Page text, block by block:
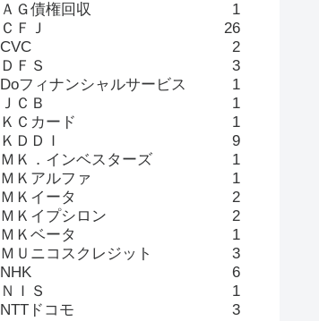
ＡＧ債権回収
1
ＣＦＪ
26
CVC
2
ＤＦＳ
3
Doフィナンシャルサービス
1
ＪＣＢ
1
ＫＣカード
1
ＫＤＤＩ
9
ＭＫ．インベスターズ
1
ＭＫアルファ
1
ＭＫイータ
2
ＭＫイプシロン
2
ＭＫベータ
1
ＭＵニコスクレジット
3
NHK
6
ＮＩＳ
1
NTTドコモ
3